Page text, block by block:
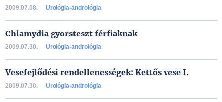
2009.07.08. Urológia-andrológia
Chlamydia gyorsteszt férfiaknak
2009.07.30. Urológia-andrológia
Vesefejlődési rendellenességek: Kettős vese I.
2009.07.30. Urológia-andrológia